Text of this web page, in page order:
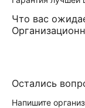
Что вас
Остались
Напишите